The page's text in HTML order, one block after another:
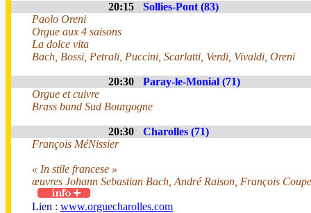
20:15
Sollies-Pont (83)
Paolo Oreni
Orgue aux 4 saisons
La dolce vita
Bach, Bossi, Petrali, Puccini, Scarlatti, Verdi, Vivaldi, Oreni
20:30
Paray-le-Monial (71)
Orgue et cuivre
Brass band Sud Bourgogne
20:30
Charolles (71)
François MéNissier
« In stile francese »
œuvres Johann Sebastian Bach, André Raison, François
Lien : www.orguecharolles.com